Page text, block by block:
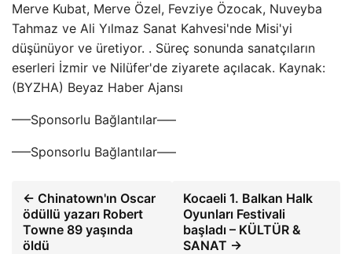
Merve Kubat, Merve Özel, Fevziye Özocak, Nuveyba
Tahmaz ve Ali Yılmaz Sanat Kahvesi'nde Misi'yi
düşünüyor ve üretiyor. . Süreç sonunda sanatçıların
eserleri İzmir ve Nilüfer'de ziyarete açılacak. Kaynak:
(BYZHA) Beyaz Haber Ajansı
—–Sponsorlu Bağlantılar—–
—–Sponsorlu Bağlantılar—–
← Chinatown'ın Oscar
ödüllü yazarı Robert
Towne 89 yaşında
öldü
Kocaeli 1. Balkan Halk
Oyunları Festivali
başladı – KÜLTÜR &
SANAT →